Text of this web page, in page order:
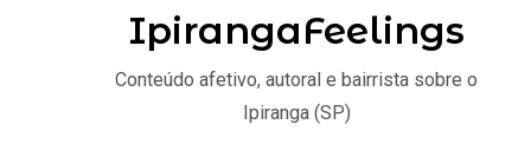
IpirangaFeelings
Conteúdo afetivo, autoral e bairrista sobre o
Ipiranga (SP)